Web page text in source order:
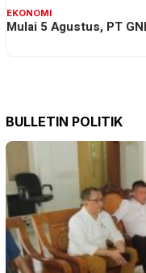
EKONOMI
Mulai 5 Agustus, PT
BULLETIN POLITIK